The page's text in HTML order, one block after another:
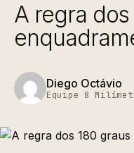
A regra
Diego Octávio
Equipe 8